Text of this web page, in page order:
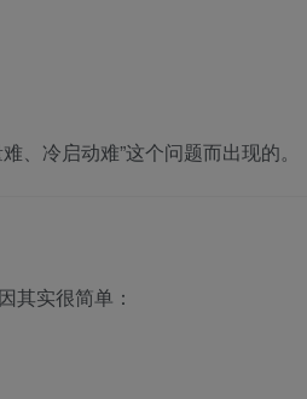
、冷启动难”这个问题而出现的。
其实很简单：